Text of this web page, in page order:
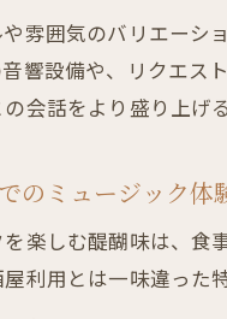
雰囲気のバリエーシ
響設備や、リクエス
会話をより盛り上げ
のミュージック体
楽しむ醍醐味は、食
利用とは一味違った